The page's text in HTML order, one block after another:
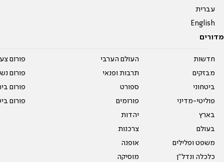
עברית
English
מדורים
חדשות
מבזקים
ביטחוני
פוליטי-מדיני
בארץ
בעולם
משפט ופלילים
כלכלה ונדל"ן
העולם הערבי
תרבות ופנאי
ספורט
פורומים
יהדות
צרכנות
אופנה
מוסיקה
פורום
פורום
פורום
פורום